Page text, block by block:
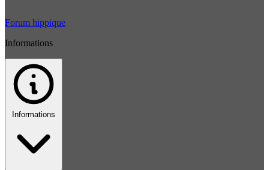
Forum hippique
Informations
Informations